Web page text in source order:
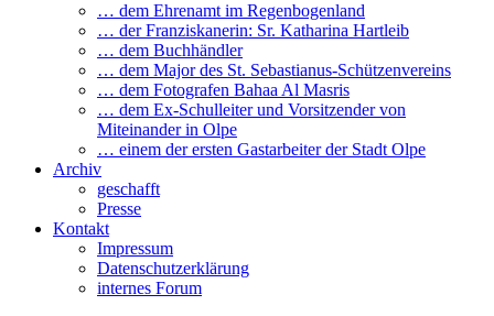
… dem Ehrenamt im Regenbogenland
… der Franziskanerin: Sr. Katharina Hartleib
… dem Buchhändler
… dem Major des St. Sebastianus-Schützenvereins
… dem Fotografen Bahaa Al Masris
… dem Ex-Schulleiter und Vorsitzender von
Miteinander in Olpe
… einem der ersten Gastarbeiter der Stadt Olpe
Archiv
geschafft
Presse
Kontakt
Impressum
Datenschutzerklärung
internes Forum